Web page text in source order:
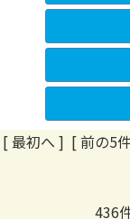
[ 最初へ ] [ 前の5
436